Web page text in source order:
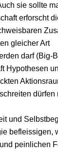
sie sollte
erforscht
gleicher Art
darf (Big-
Hypothesen
dürfen
und
befleissigen,
peinlichen